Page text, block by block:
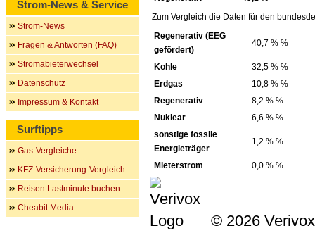
Zum Vergleich die Daten für den
Regenerativ (EEG
gefördert)
40,7 % %
Kohle
32,5 % %
Erdgas
10,8 % %
Regenerativ
8,2 % %
Nuklear
6,6 % %
sonstige fossile
Energieträger
1,2 % %
Mieterstrom 0,0 % %
© 2026
Strom-News & Service
Strom-News
Fragen & Antworten (FAQ)
Stromabieterwechsel
Datenschutz
Impressum & Kontakt
Surftipps
Gas-Vergleiche
KFZ-Versicherung-Vergleich
Reisen Lastminute buchen
Cheabit Media